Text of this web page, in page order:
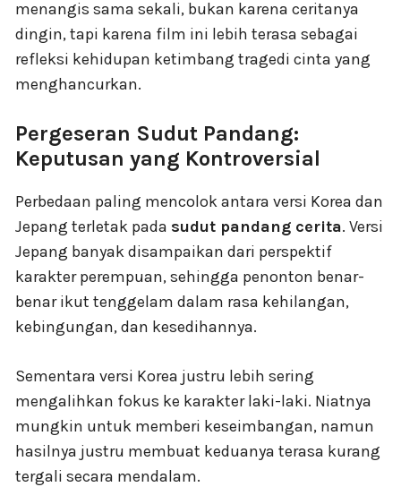
menangis sama sekali, bukan karena ceritanya
dingin, tapi karena film ini lebih terasa sebagai
refleksi kehidupan ketimbang tragedi cinta yang
menghancurkan.
Pergeseran Sudut Pandang:
Keputusan yang Kontroversial
Perbedaan paling mencolok antara versi Korea dan
Jepang terletak pada sudut pandang cerita. Versi
Jepang banyak disampaikan dari perspektif
karakter perempuan, sehingga penonton benar-
benar ikut tenggelam dalam rasa kehilangan,
kebingungan, dan kesedihannya.
Sementara versi Korea justru lebih sering
mengalihkan fokus ke karakter laki-laki. Niatnya
mungkin untuk memberi keseimbangan, namun
hasilnya justru membuat keduanya terasa kurang
tergali secara mendalam.